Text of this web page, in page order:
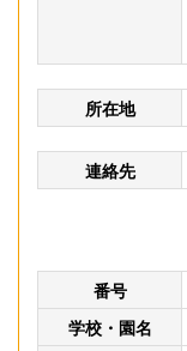
所在地
連絡先
番号
学校・園名